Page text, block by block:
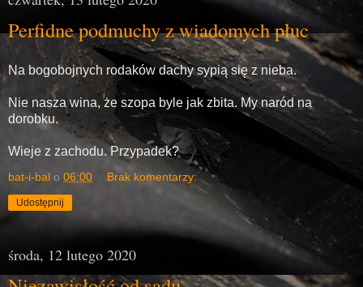
Perfidne podmuchy z wiadomych płuc
Na bogobojnych rodaków dachy sypią się z nieba.
Nie nasza wina, że szopa byle jak zbita. My naród na
dorobku.
Wieje z zachodu. Przypadek?
bat-i-bal o 06:00 Brak komentarzy:
Udostępnij
środa, 12 lutego 2020